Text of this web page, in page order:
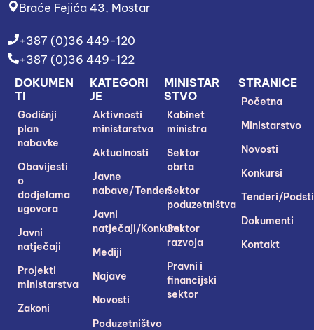
Braće Fejića 43, Mostar
+387 (0)36 449-120
+387 (0)36 449-122
STRANICE
Početna
Ministarstvo
Novosti
Konkursi
Tenderi/
Dokumenti
Kontakt
MINISTAR
STVO
Kabinet
ministra
Sektor
obrta
Sektor
poduzetništva
Sektor
razvoja
Pravni i
financijski
sektor
KATEGORI
JE
Aktivnosti
ministarstva
Aktualnosti
Javne
nabave/Tenderi
Javni
natječaji/Konkursi
Mediji
Najave
Novosti
Poduzetništvo
DOKUMEN
TI
Godišnji
plan
nabavke
Obavijesti
o
dodjelama
ugovora
Javni
natječaji
Projekti
ministarstva
Zakoni